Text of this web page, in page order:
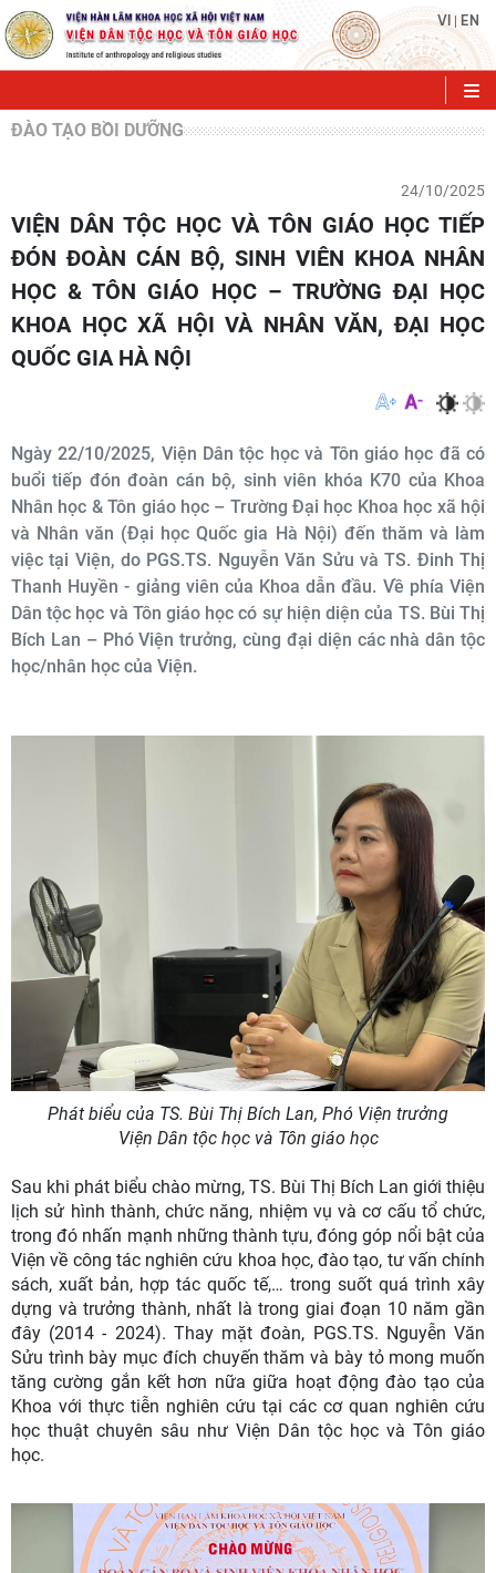
VI | EN
ĐÀO TẠO BỒI DƯỠNG
24/10/2025
VIỆN DÂN TỘC HỌC VÀ TÔN GIÁO HỌC TIẾP
ĐÓN ĐOÀN CÁN BỘ, SINH VIÊN KHOA NHÂN
HỌC & TÔN GIÁO HỌC – TRƯỜNG ĐẠI HỌC
KHOA HỌC XÃ HỘI VÀ NHÂN VĂN, ĐẠI HỌC
QUỐC GIA HÀ NỘI
Ngày 22/10/2025, Viện Dân tộc học và Tôn giáo học đã có
buổi tiếp đón đoàn cán bộ, sinh viên khóa K70 của Khoa
Nhân học & Tôn giáo học – Trường Đại học Khoa học xã hội
và Nhân văn (Đại học Quốc gia Hà Nội) đến thăm và làm
việc tại Viện, do PGS.TS. Nguyễn Văn Sửu và TS. Đinh Thị
Thanh Huyền - giảng viên của Khoa dẫn đầu. Về phía Viện
Dân tộc học và Tôn giáo học có sự hiện diện của TS. Bùi Thị
Bích Lan – Phó Viện trưởng, cùng đại diện các nhà dân tộc
học/nhân học của Viện.
Phát biểu của TS. Bùi Thị Bích Lan, Phó Viện trưởng
Viện Dân tộc học và Tôn giáo học
Sau khi phát biểu chào mừng, TS. Bùi Thị Bích Lan giới thiệu
lịch sử hình thành, chức năng, nhiệm vụ và cơ cấu tổ chức,
trong đó nhấn mạnh những thành tựu, đóng góp nổi bật của
Viện về công tác nghiên cứu khoa học, đào tạo, tư vấn chính
sách, xuất bản, hợp tác quốc tế,… trong suốt quá trình xây
dựng và trưởng thành, nhất là trong giai đoạn 10 năm gần
đây (2014 - 2024). Thay mặt đoàn, PGS.TS. Nguyễn Văn
Sửu trình bày mục đích chuyến thăm và bày tỏ mong muốn
tăng cường gắn kết hơn nữa giữa hoạt động đào tạo của
Khoa với thực tiễn nghiên cứu tại các cơ quan nghiên cứu
học thuật chuyên sâu như Viện Dân tộc học và Tôn giáo
học.